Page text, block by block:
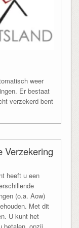
weer
Er bestaat
verzekerd bent
Verzekering
heeft u een
(o.a. Aow)
Met dit
U kunt het
betalen, opzij